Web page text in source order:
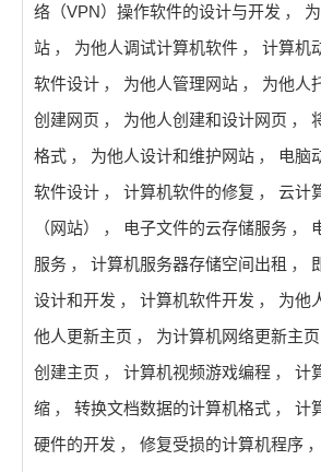
络（VPN）操作软件的设计与开发 ，
站 ， 为他人调试计算机软件 ，
计算机
软件设计 ， 为他人管理网站 ， 为他人
创建网页 ， 为他人创建和设计网页 ，
格式 ， 为他人设计和维护网站 ，
电脑
软件设计 ， 计算机软件的修复 ， 云计
（网站）
， 电子文件的云存储服务 ，
服务 ， 计算机服务器存储空间出租 ，
设计和开发 ， 计算机软件开发 ， 为他
他人更新主页 ， 为计算机网络更新主页
创建主页 ， 计算机视频游戏编程 ，
计
缩 ， 转换文档数据的计算机格式 ，
计
硬件的开发 ， 修复受损的计算机程序 ，